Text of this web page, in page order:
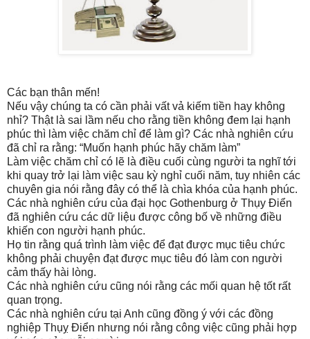
Các bạn thân mến!
Nếu vậy chúng ta có cần phải vất vả kiếm tiền hay không
nhỉ? Thật là sai lầm nếu cho rằng tiền không đem lại hạnh
phúc thì làm việc chăm chỉ để làm gì? Các nhà nghiên cứu
đã chỉ ra rằng: “Muốn hạnh phúc hãy chăm làm”
Làm việc chăm chỉ có lẽ là điều cuối cùng người ta nghĩ tới
khi quay trở lại làm việc sau kỳ nghỉ cuối năm, tuy nhiên các
chuyên gia nói rằng đây có thể là chìa khóa của hạnh phúc.
Các nhà nghiên cứu của đại học Gothenburg ở Thụy Điển
đã nghiên cứu các dữ liệu được công bố về những điều
khiến con người hạnh phúc.
Họ tin rằng quá trình làm việc để đạt được mục tiêu chức
không phải chuyện đạt được mục tiêu đó làm con người
cảm thấy hài lòng.
Các nhà nghiên cứu cũng nói rằng các mối quan hệ tốt rất
quan trọng.
Các nhà nghiên cứu tại Anh cũng đồng ý với các đồng
nghiệp Thụỵ Điển nhưng nói rằng công việc cũng phải hợp